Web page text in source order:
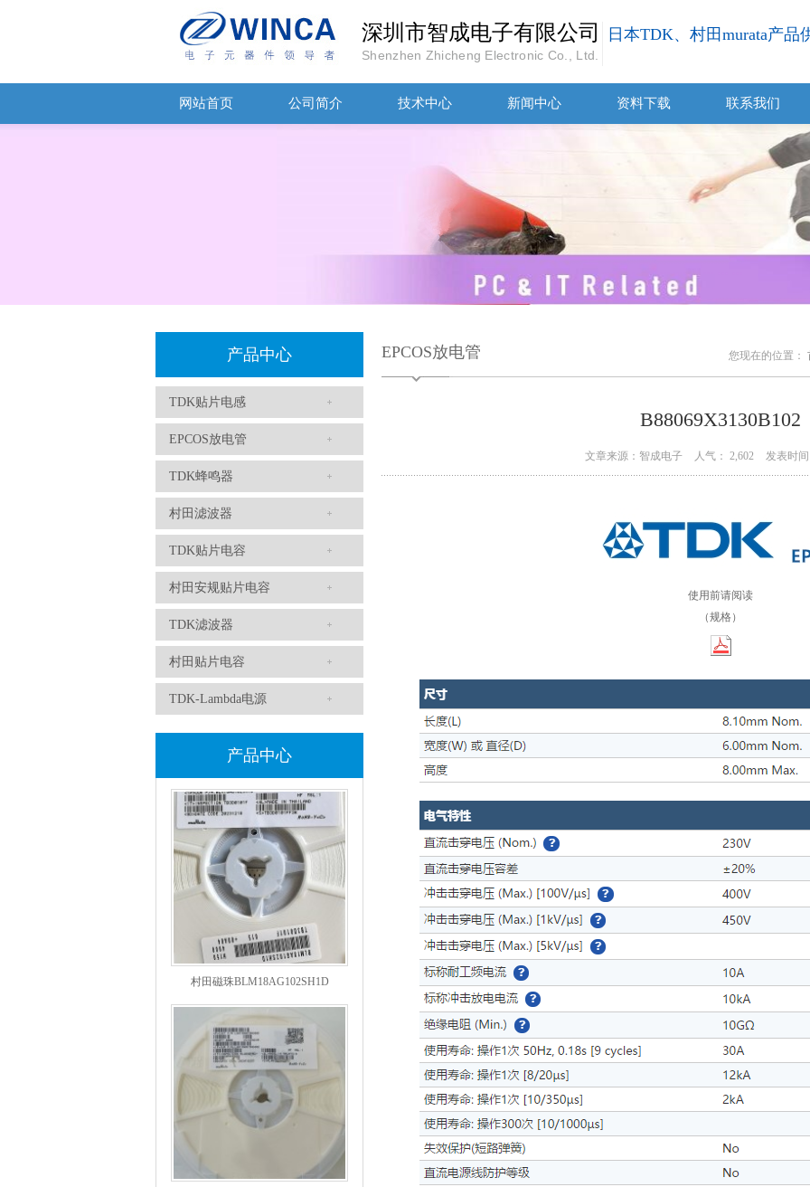
深圳市智成电子有限公司
Shenzhen Zhicheng Electronic Co., Ltd.
日本TDK、村田murata产品
网站首页 公司简介 技术中心 新闻中心 资料下载 联系我们
产品中心
TDK贴片电感
EPCOS放电管
TDK蜂鸣器
村田滤波器
TDK贴片电容
村田安规贴片电容
TDK滤波器
村田贴片电容
TDK-Lambda电源
产品中心
TDK车规电容CGA9P3X7S2A156MT0Y0N
TDK车规电容CGA4J1X7R1E475KT0Y0E
村田磁珠BLM18AG102SH1D
村田电感LQW18AN15NG00D
EPCOS放电管 您现在的位置：
B88069X3130B102
文章来源：智成电子 人气： 2,602 发表时
使用前请阅读
（规格）